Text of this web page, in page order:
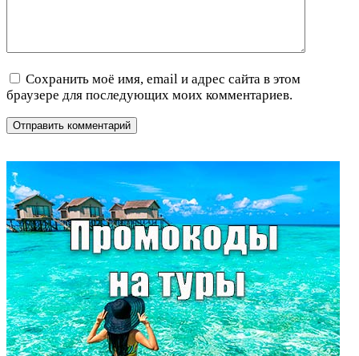
Сохранить моё имя, email и адрес сайта в этом
браузере для последующих моих комментариев.